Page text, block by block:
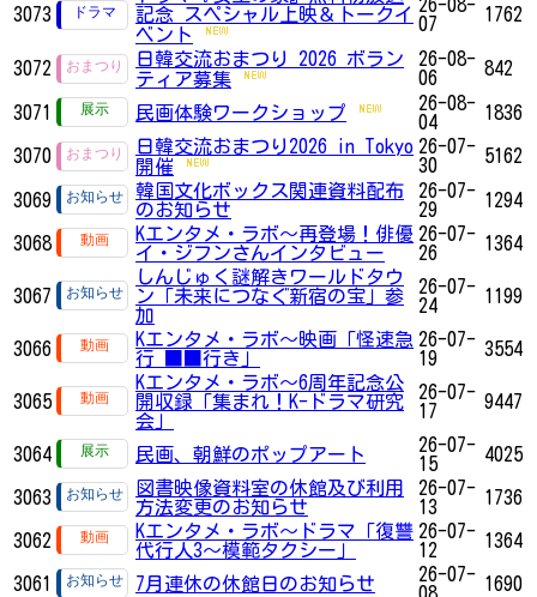
3073
記念 スペシャル上映＆トークイ
ベント
26-08-
07
1762
3072
日韓交流おまつり 2026 ボラン
ティア募集
26-08-
06
842
3071 民画体験ワークショップ
26-08-
04
1836
3070
日韓交流おまつり2026 in Tokyo
開催
26-07-
30
5162
3069
韓国文化ボックス関連資料配布
のお知らせ
26-07-
29
1294
3068
Kエンタメ・ラボ～再登場！俳優
イ・ジフンさんインタビュー
26-07-
26
1364
3067
しんじゅく謎解きワールドタウ
ン「未来につなぐ新宿の宝」参
加
26-07-
24
1199
3066
Kエンタメ・ラボ～映画「怪速急
行 ■■行き」
26-07-
19
3554
3065
Kエンタメ・ラボ～6周年記念公
開収録「集まれ！K-ドラマ研究
会」
26-07-
17
9447
3064 民画、朝鮮のポップアート
26-07-
15
4025
3063
図書映像資料室の休館及び利用
方法変更のお知らせ
26-07-
13
1736
3062
Kエンタメ・ラボ～ドラマ「復讐
代行人3～模範タクシー」
26-07-
12
1364
3061 7月連休の休館日のお知らせ
26-07- 1690